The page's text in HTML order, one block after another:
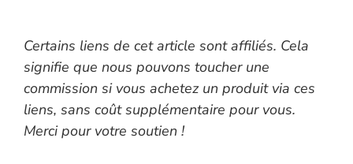
Certains liens de cet article sont affiliés. Cela
signifie que nous pouvons toucher une
commission si vous achetez un produit via ces
liens, sans coût supplémentaire pour vous.
Merci pour votre soutien !